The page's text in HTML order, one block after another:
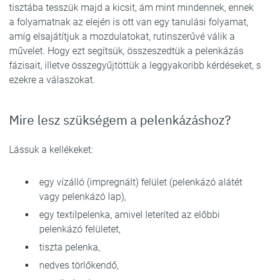
tisztába tesszük majd a kicsit, ám mint mindennek, ennek
a folyamatnak az elején is ott van egy tanulási folyamat,
amíg elsajátítjuk a mozdulatokat, rutinszerűvé válik a
művelet. Hogy ezt segítsük, összeszedtük a pelenkázás
fázisait, illetve összegyűjtöttük a leggyakoribb kérdéseket, s
ezekre a válaszokat.
Mire lesz szükségem a pelenkázáshoz?
Lássuk a kellékeket:
egy vízálló (impregnált) felület (pelenkázó alátét
vagy pelenkázó lap),
egy textilpelenka, amivel leteríted az előbbi
pelenkázó felületet,
tiszta pelenka,
nedves törlőkendő,